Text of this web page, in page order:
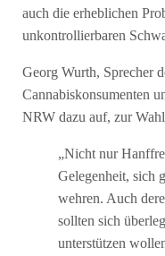
auch die erheblichen
unkontrollierbaren
Georg Wurth, Sprecher
Cannabiskonsumenten
NRW dazu auf, zur
„Nicht nur
Gelegenheit, sich
wehren. Auch
sollten sich
unterstützen